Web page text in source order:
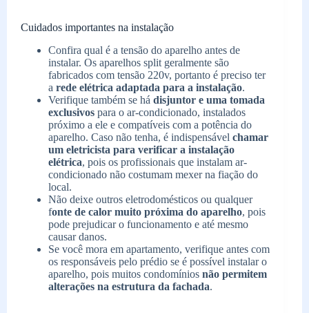
Cuidados importantes na instalação
Confira qual é a tensão do aparelho antes de
instalar. Os aparelhos split geralmente são
fabricados com tensão 220v, portanto é preciso ter
a rede elétrica adaptada para a instalação.
Verifique também se há disjuntor e uma tomada
exclusivos para o ar-condicionado, instalados
próximo a ele e compatíveis com a potência do
aparelho. Caso não tenha, é indispensável chamar
um eletricista para verificar a instalação
elétrica, pois os profissionais que instalam ar-
condicionado não costumam mexer na fiação do
local.
Não deixe outros eletrodomésticos ou qualquer
fonte de calor muito próxima do aparelho, pois
pode prejudicar o funcionamento e até mesmo
causar danos.
Se você mora em apartamento, verifique antes com
os responsáveis pelo prédio se é possível instalar o
aparelho, pois muitos condomínios não permitem
alterações na estrutura da fachada.